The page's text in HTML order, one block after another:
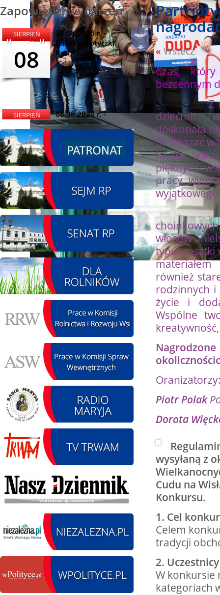
Zapowiedzi wydarzeń
SIERPIEŃ
08
08.08.2026 r. -
Babskie Potyczki.
Rychłocice
czytaj więcej
SIERPIEŃ
08
08.08.2026 r. -
Dożynki i
SIERPIEŃ
08
08.08.2026 r. - Piknik
integracyjny. Krępa
60 u Sołtysa
SIERPIEŃ
09
09.08.2026 r. -
Jubileusz OSP. Żerniki
czytaj więcej
SIERPIEŃ
11
11.08.2026 r. -
Popisanie unowy z
firmą Boenig. Łódź
czytaj więcej
SIERPIEŃ
12
Oddanie drogi.
czytaj więcej
13
Pojazdów
zabytkowych. Wieluń
Ożarów
czytaj więcej
« Wstecz
Czas,
bezcennym
Z
dziećmi!
doskonała
przekazać
to nie tylko
pięknych
pracy,
włosów
typu: resztki
również
rodzinnych i
życie i
Wspólne
Piotr Polak
Dorota
wysyłaną z
Cudu na
Konkursu.
1. Cel
Celem
tradycji
2. Uczestnicy
W konkursie
kategoriach